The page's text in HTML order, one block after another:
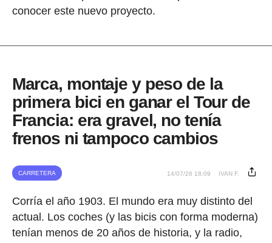
conocer este nuevo proyecto.
Marca, montaje y peso de la
primera bici en ganar el Tour de
Francia: era gravel, no tenía
frenos ni tampoco cambios
CARRETERA 14/07/26 18:09 IVAN F.
Corría el año 1903. El mundo era muy distinto del
actual. Los coches (y las bicis con forma moderna)
tenían menos de 20 años de historia, y la radio,